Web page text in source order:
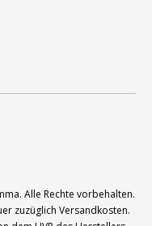
. Alle Rechte vorbehalten.
zuzüglich Versandkosten.